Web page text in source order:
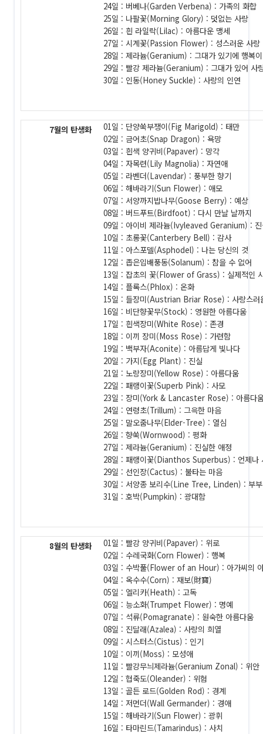
24일 : 버베나(Garden Verbena) : 가족의 화합
25일 : 나팔꽃(Morning Glory) : 덧없는 사랑
26일 : 흰 라일락(Lilac) : 아름다운 맹세
27일 : 시계꽃(Passion Flower) : 성스러운 사랑
28일 : 제라늄(Geranium) : 그대가 있기에 행복
29일 : 빨강 제라늄(Geranium) : 그대가 있어 사
30일 : 인동(Honey Suckle) : 사랑의 인연
7월의 탄생화
01일 : 단양쑥부쟁이(Fig Marigold) : 태만
02일 : 금어초(Snap Dragon) : 욕망
03일 : 흰색 양귀비(Papaver) : 망각
04일 : 자목련(Lily Magnolia) : 자연애
05일 : 라벤더(Lavendar) : 풍부한 향기
06일 : 해바라기(Sun Flower) : 애모
07일 : 서양까지밥나무(Goose Berry) : 예상
08일 : 버드푸트(Birdfoot) : 다시 만날 날까지
09일 : 아이비 제라늄(Ivyleaved Geranium) : 진
10일 : 초롱꽃(Canterbery Bell) : 감사
11일 : 아스포델(Asphodel) : 나는 당신의 것
12일 : 좁은입배풍동(Solanum) : 참을 수 없어
13일 : 잡초의 꽃(Flower of Grass) : 실제적인
14일 : 플록스(Phlox) : 온화
15일 : 들장미(Austrian Briar Rose) : 사랑스러
16일 : 비단향꽃무(Stock) : 영원한 아름다움
17일 : 흰색장미(White Rose) : 존경
18일 : 이끼 장미(Moss Rose) : 가련함
19일 : 백부자(Aconite) : 아름답게 빛나다
20일 : 가지(Egg Plant) : 진실
21일 : 노랑장미(Yellow Rose) : 아름다움
22일 : 패랭이꽃(Superb Pink) : 사모
23일 : 장미(York & Lancaster Rose) : 아름다
24일 : 연령초(Trillum) : 그윽한 마음
25일 : 말오줌나무(Elder-Tree) : 열심
26일 : 향쑥(Wornwood) : 평화
27일 : 제라늄(Geranium) : 진실한 애정
28일 : 패랭이꽃(Dianthos Superbus) : 언제나
29일 : 선인장(Cactus) : 불타는 마음
30일 : 서양종 보리수(Line Tree, Linden) : 부
31일 : 호박(Pumpkin) : 광대함
8월의 탄생화
01일 : 빨강 양귀비(Papaver) : 위로
02일 : 수레국화(Corn Flower) : 행복
03일 : 수박풀(Flower of an Hour) : 아가씨의
04일 : 옥수수(Corn) : 재보(財寶)
05일 : 엘리카(Heath) : 고독
06일 : 능소화(Trumpet Flower) : 명예
07일 : 석류(Pomagranate) : 원숙한 아름다움
08일 : 진달래(Azalea) : 사랑의 희열
09일 : 시스터스(Cistus) : 인기
10일 : 이끼(Moss) : 모성애
11일 : 빨강무늬제라늄(Geranium Zonal) : 위안
12일 : 협죽도(Oleander) : 위험
13일 : 골든 로드(Golden Rod) : 경계
14일 : 저먼더(Wall Germander) : 경애
15일 : 해바라기(Sun Flower) : 광휘
16일 : 타마린드(Tamarindus) : 사치